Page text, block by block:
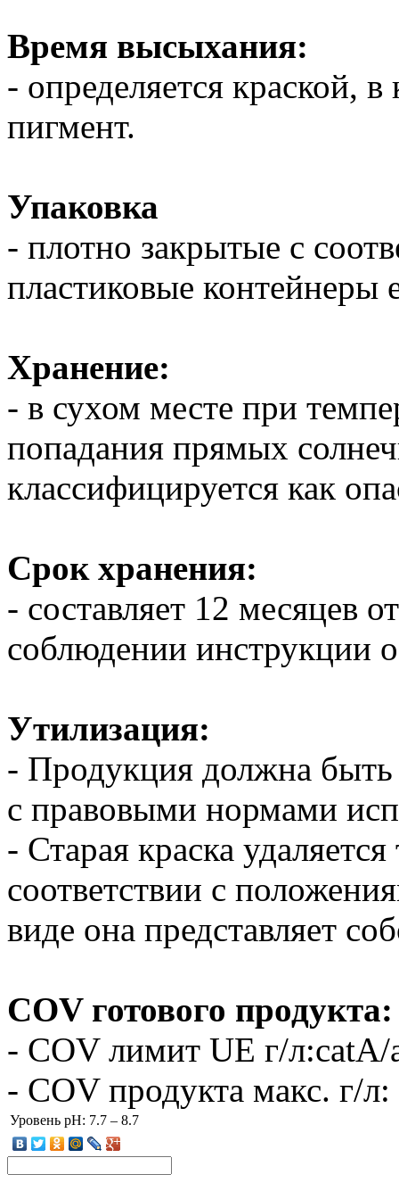
Время высыхания:
- определяется краской,
пигмент.
Упаковка
- плотно закрытые с
пластиковые
Хранение:
- в сухом месте при
попадания прямых
классифицируется как
Срок хранения:
- составляет 12 месяцев
соблюдении инструкции
Утилизация:
- Продукция должна быть
с правовыми нормами
- Старая краска
соответствии с
виде она представляет
COV готового продукта:
- COV лимит UE г/
- COV продукта макс. г/л:
Уровень pH: 7.7 – 8.7